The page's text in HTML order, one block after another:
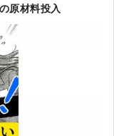
原材料投入